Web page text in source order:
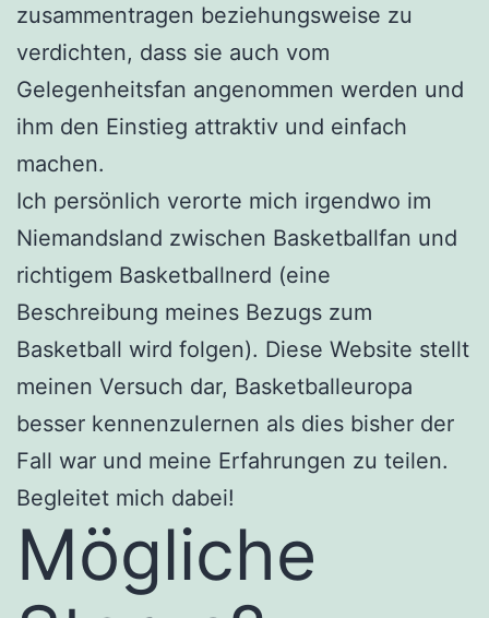
zusammentragen beziehungsweise zu
verdichten, dass sie auch vom
Gelegenheitsfan angenommen werden und
ihm den Einstieg attraktiv und einfach
machen.
Ich persönlich verorte mich irgendwo im
Niemandsland zwischen Basketballfan und
richtigem Basketballnerd (eine
Beschreibung meines Bezugs zum
Basketball wird folgen). Diese Website stellt
meinen Versuch dar, Basketballeuropa
besser kennenzulernen als dies bisher der
Fall war und meine Erfahrungen zu teilen.
Begleitet mich dabei!
Mögliche